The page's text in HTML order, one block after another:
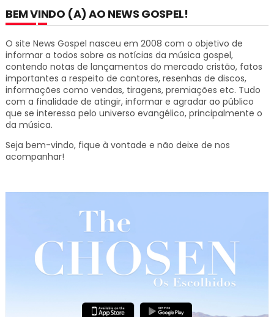
BEM VINDO (A) AO NEWS GOSPEL!
O site News Gospel nasceu em 2008 com o objetivo de
informar a todos sobre as notícias da música gospel,
contendo notas de lançamentos do mercado cristão, fatos
importantes a respeito de cantores, resenhas de discos,
informações como vendas, tiragens, premiações etc. Tudo
com a finalidade de atingir, informar e agradar ao público
que se interessa pelo universo evangélico, principalmente o
da música.
Seja bem-vindo, fique à vontade e não deixe de nos
acompanhar!